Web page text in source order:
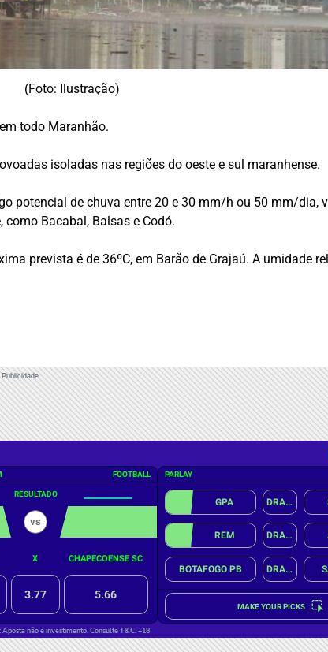
(Foto: Ilustração)
todo Maranhão.
isoladas nas regiões do oeste e sul maranhense.
potencial de chuva entre 20 e 30 mm/h ou 50 mm/dia,
como Bacabal, Balsas e Codó.
prevista é de 36ºC, em Barão de Grajaú. A umidade
Publicidade